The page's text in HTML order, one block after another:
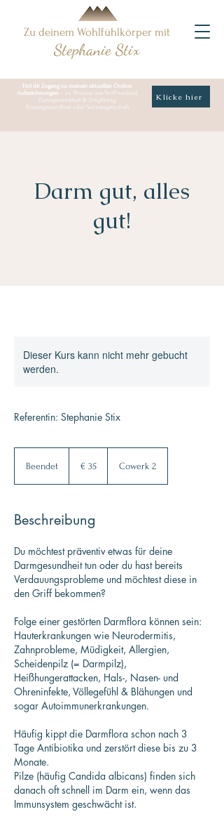
Zu deinem Wohlfühlkörper mit
Stephanie Stix
Hol dir Zugang zu meinen aktuellen Online-
Aufzeichnungen
– zu Themen wie Stoffwechsel,
Darmgesundheit & Entgiftung,
Frauengesundheit oder Schwangerschaft
Klicke hier
Darm gut, alles
gut!
Dieser Kurs kann nicht mehr gebucht
werden.
Referentin: Stephanie Stix
Beendet
d
€ 35 Cowerk 2
Beschreibung
Du möchtest präventiv etwas für deine
Darmgesundheit tun oder du hast bereits
Verdauungsprobleme und möchtest diese in
den Griff bekommen?
Folge einer gestörten Darmflora können sein:
Hauterkrankungen wie Neurodermitis,
Zahnprobleme, Müdigkeit, Allergien,
Scheidenpilz (= Darmpilz),
Heißhungerattacken, Hals-, Nasen- und
Ohreninfekte, Völlegefühl & Blähungen und
sogar Autoimmunerkrankungen.
Häufig kippt die Darmflora schon nach 3
Tage Antibiotika und zerstört diese bis zu 3
Monate.
Pilze (häufig Candida albicans) finden sich
danach oft schnell im Darm ein, wenn das
Immunsystem geschwächt ist.